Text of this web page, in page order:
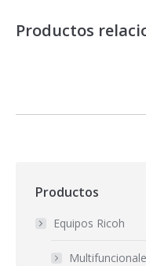
Productos
Productos
Equipos Ricoh